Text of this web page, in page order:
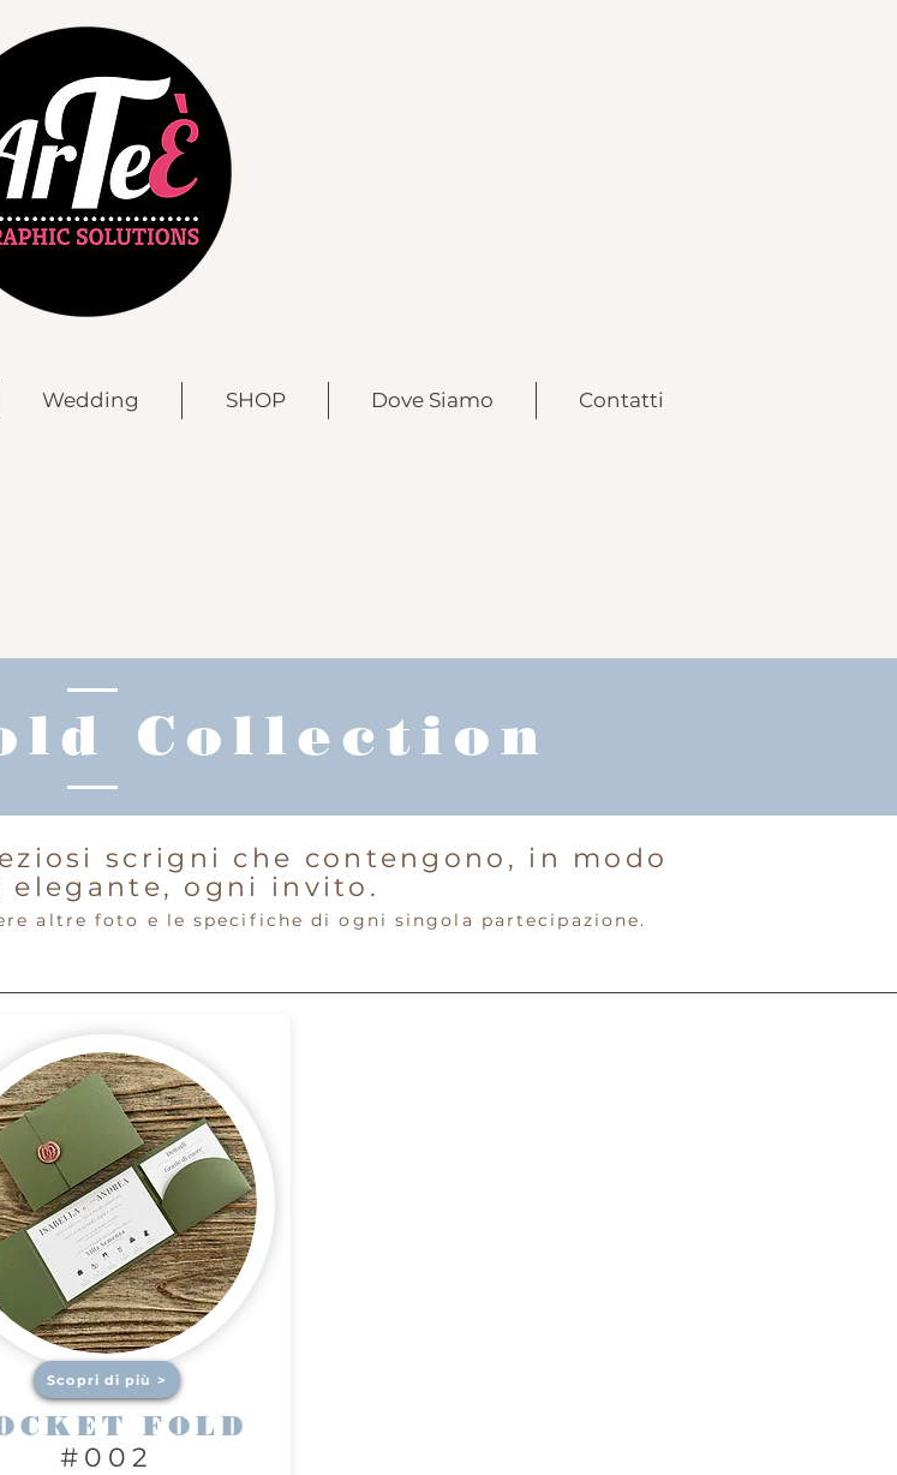
Wedding SHOP Dove Siamo Contatti
Collection
scrigni che contengono, in modo
elegante, ogni invito.
altre foto e le specifiche di ogni singola partecipazione.
Scopri di più >
FOLD
#002